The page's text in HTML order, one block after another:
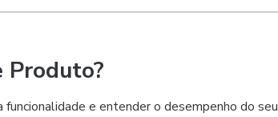
Produto?
e entender o desempenho do seu